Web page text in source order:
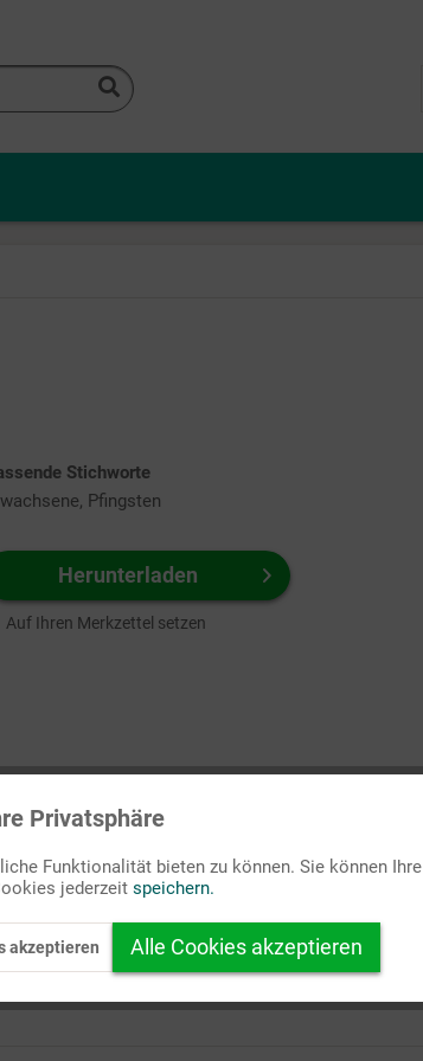
Stichworte
Pfingsten
Herunterladen
Auf Ihren Merkzettel setzen
Inaktiv
Privatsphäre
Funktionalität bieten zu können. Sie können Ihre
jederzeit speichern.
akzeptieren Alle Cookies akzeptieren